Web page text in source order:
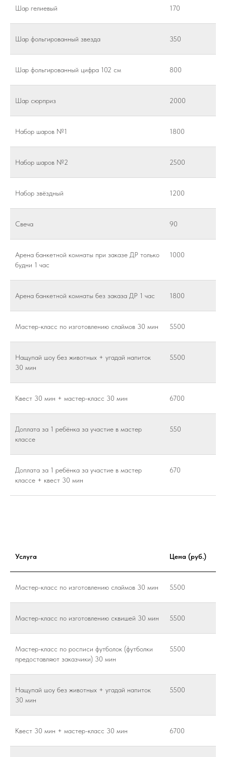
Шар гелиевый 170
Шар фольгированный звезда 350
Шар фольгированный цифра 102 см 800
Шар сюрприз 2000
Набор шаров №1 1800
Набор шаров №2 2500
Набор звёздный 1200
Свеча 90
Арена банкетной комнаты при заказе ДР только
будни 1 час
1000
Арена банкетной комнаты без заказа ДР 1 час 1800
Мастер-класс по изготовлению слаймов 30 мин 5500
Нащупай шоу без животных + угадай напиток
30 мин
5500
Квест 30 мин + мастер-класс 30 мин 6700
Доплата за 1 ребёнка за участие в мастер
классе
550
Доплата за 1 ребёнка за участие в мастер
классе + квест 30 мин
670
Услуга Цена (руб.)
Мастер-класс по изготовлению слаймов 30 мин 5500
Мастер-класс по изготовлению сквишей 30 мин 5500
Мастер-класс по росписи футболок (футболки
предоставляют заказчики) 30 мин
5500
Нащупай шоу без животных + угадай напиток
30 мин
5500
Квест 30 мин + мастер-класс 30 мин 6700